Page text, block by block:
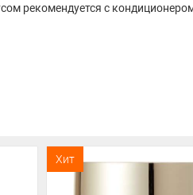
рекомендуется с
Хит